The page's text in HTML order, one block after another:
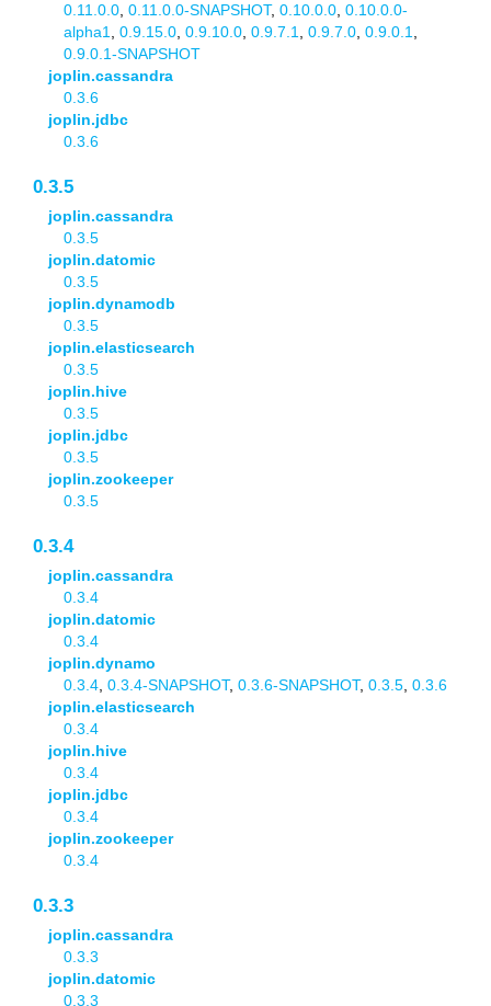
0.11.0.0 0.11.0.0-SNAPSHOT, 0.10.0.0 0.10.0.0-
alpha1
0.9.15.0 0.9.10.0 0.9.7.1 0.9.7.0 0.9.0.1
0.9.0.1-SNAPSHOT
joplin.cassandra
0.3.6
joplin.jdbc
0.3.6
0.3.5
joplin.cassandra
0.3.5
joplin.datomic
0.3.5
joplin.dynamodb
0.3.5
joplin.elasticsearch
0.3.5
joplin.hive
0.3.5
joplin.jdbc
0.3.5
joplin.zookeeper
0.3.5
0.3.4
joplin.cassandra
0.3.4
joplin.datomic
0.3.4
joplin.dynamo
0.3.4 0.3.4-SNAPSHOT, 0.3.6-SNAPSHOT, 0.3.5 0.3.6
joplin.elasticsearch
0.3.4
joplin.hive
0.3.4
joplin.jdbc
0.3.4
joplin.zookeeper
0.3.4
0.3.3
joplin.cassandra
0.3.3
joplin.datomic
0.3.3